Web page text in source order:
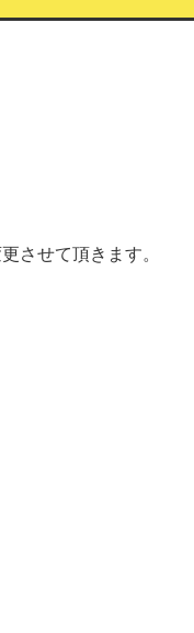
させて頂きます。